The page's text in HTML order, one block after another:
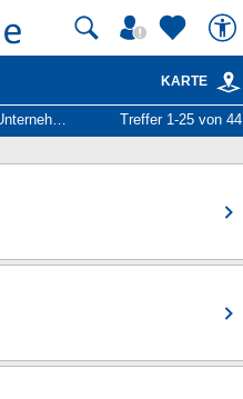
KARTE
Personen Treffer 1-25 von 44